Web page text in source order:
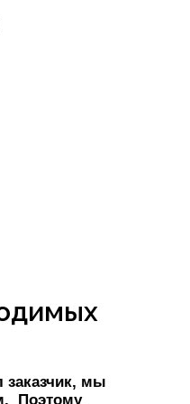
заказчик, мы
Поэтому